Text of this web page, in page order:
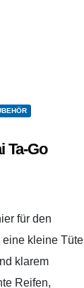
Ta-Go
für den
eine kleine Tüte
klarem
Reifen,